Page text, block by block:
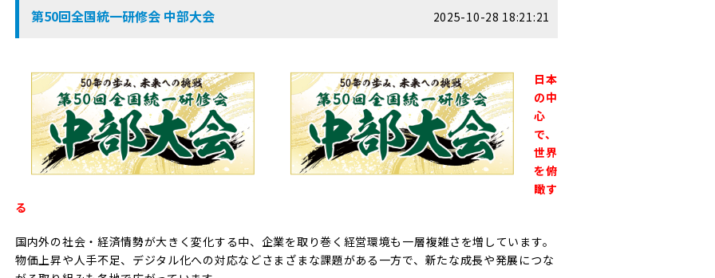
2025-10-28 18:21:21
第50回全国統一研修会 中部大会
日本
の中
心
で、
世界
を俯
瞰す
る
国内外の社会・経済情勢が大きく変化する中、企業を取り巻く経営環境も一層複雑さを増しています。
物価上昇や人手不足、デジタル化への対応などさまざまな課題がある一方で、新たな成長や発展につな